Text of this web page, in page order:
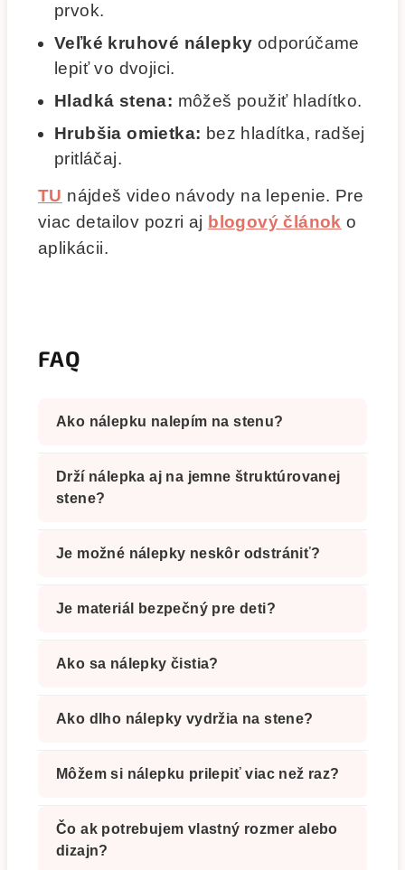
prvok.
Veľké kruhové nálepky odporúčame
lepiť vo dvojici.
Hladká stena: môžeš použiť hladítko.
Hrubšia omietka: bez hladítka, radšej
pritláčaj.
TU nájdeš video návody na lepenie. Pre
viac detailov pozri aj blogový článok o
aplikácii.
FAQ
Ako nálepku nalepím na stenu?
Drží nálepka aj na jemne štruktúrovanej
stene?
Je možné nálepky neskôr odstrániť?
Je materiál bezpečný pre deti?
Ako sa nálepky čistia?
Ako dlho nálepky vydržia na stene?
Môžem si nálepku prilepiť viac než raz?
Čo ak potrebujem vlastný rozmer alebo
dizajn?